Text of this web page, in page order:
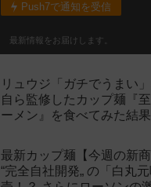
Push7で通知を受信
最新情報をお届けします。
リュウジ「ガチでうまい
自ら監修したカップ麺『
ーメン』を食べてみた結
最新カップ麺【今週の新
“完全自社開発„ の「白丸